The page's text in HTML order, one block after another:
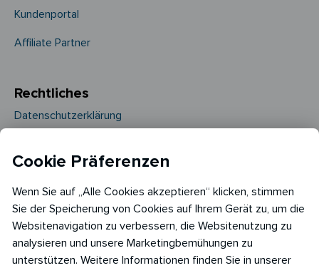
Kundenportal
Affiliate Partner
Rechtliches
Datenschutzerklärung
AGB Stromliefervertrag
AGB Stromliefervertrag Fix
Marktkommunikation
Cookie Präferenzen
Wenn Sie auf „Alle Cookies akzeptieren“ klicken, stimmen
Sie der Speicherung von Cookies auf Ihrem Gerät zu, um die
Websitenavigation zu verbessern, die Websitenutzung zu
analysieren und unsere Marketingbemühungen zu
unterstützen. Weitere Informationen finden Sie in unserer